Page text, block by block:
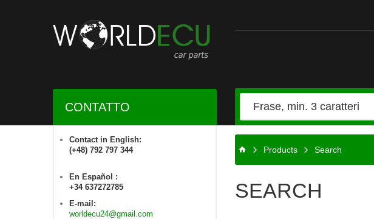
CONTATTO
Contact in English:
(+48) 792 797 344
En Español :
+34 637272785
E-mail:
worldecu24@gmail.com
Products Search
SEARCH